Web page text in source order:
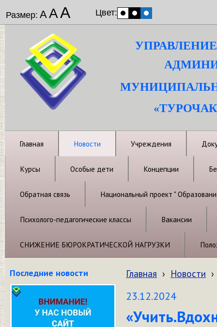
Размер: ААА Цвет:
Главная Новости Учреждения
Курсы Особые дети Концепции
Обратная связь Национальный проект "
Психолого-педагогические классы Вакансии
СНИЖЕНИЕ БЮРОКРАТИЧЕСКОЙ НАГРУЗКИ
Последние новости Главная › Новости ›
23.12.2024